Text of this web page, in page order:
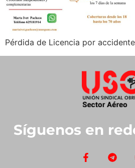
Pérdida de Licencia por
Síguenos en